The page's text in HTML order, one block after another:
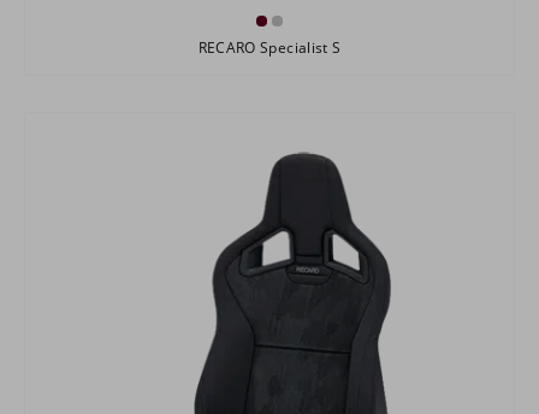
RECARO Specialist S